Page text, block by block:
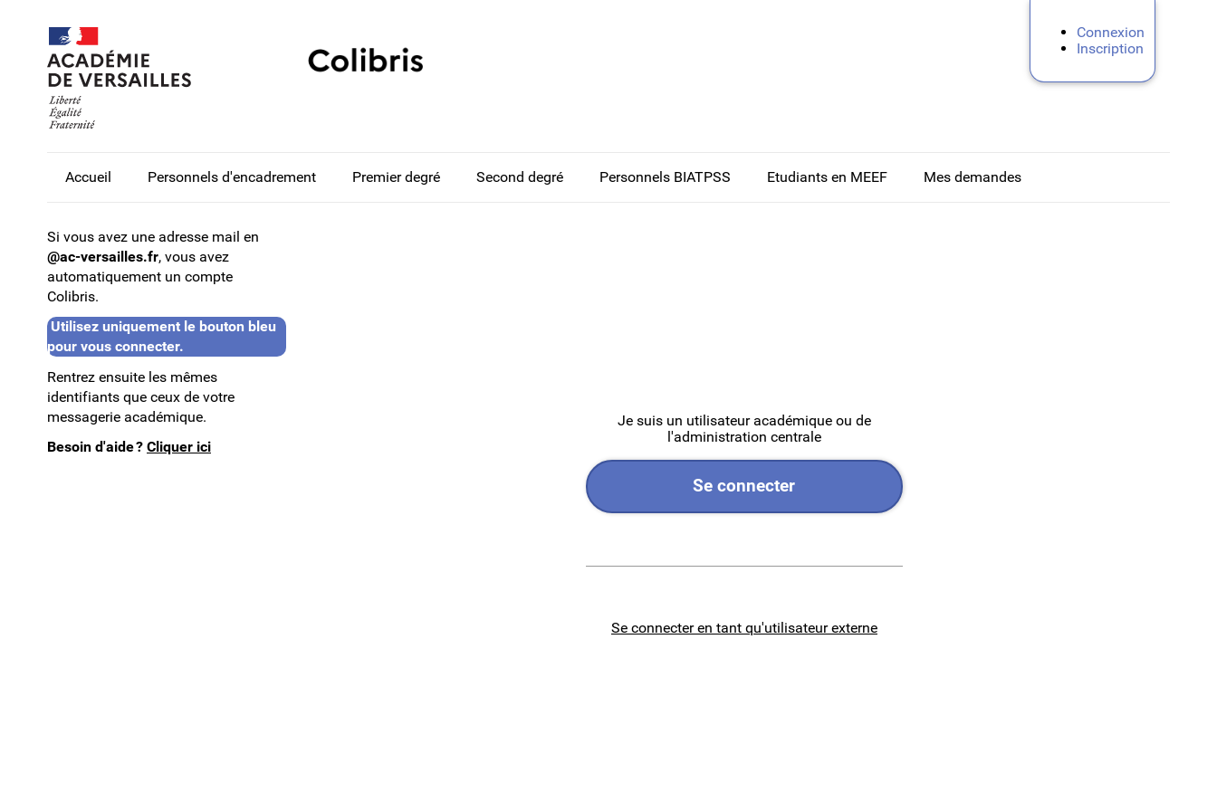
Connexion
Inscription
Accueil Personnels d'encadrement Premier degré Second degré Personnels BIATPSS Etudiants en MEEF Mes demandes
Si vous avez une adresse mail en
@ac-versailles.fr, vous avez
automatiquement un compte
Colibris.
Utilisez uniquement le bouton bleu
pour vous connecter.
Rentrez ensuite les mêmes
identifiants que ceux de votre
messagerie académique.
Besoin d'aide ? Cliquer ici
Je suis un utilisateur académique ou de
l'administration centrale
Se connecter
Se connecter en tant qu'utilisateur externe